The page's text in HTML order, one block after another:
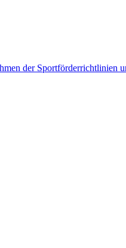
der Sportförderrichtlinien